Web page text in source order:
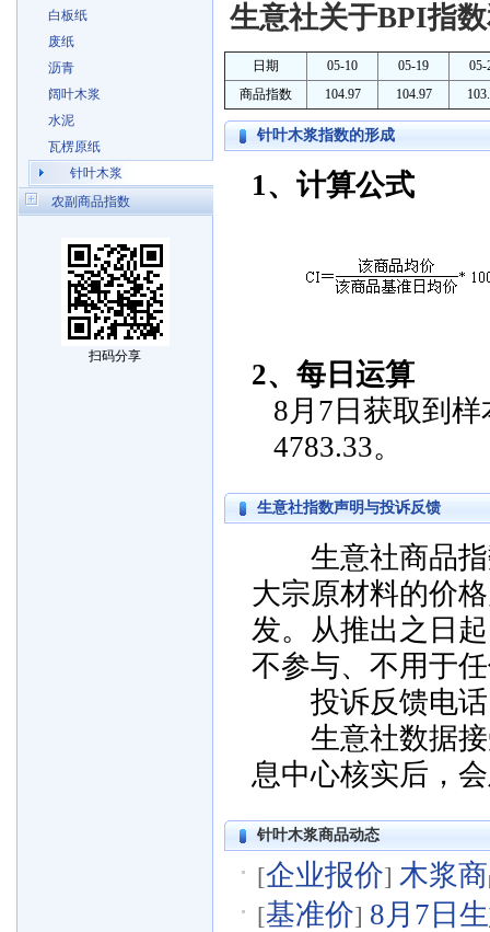
白板纸
废纸
沥青
阔叶木浆
水泥
瓦楞原纸
针叶木浆
农副商品指数
扫码分享
生意社关于BPI指
日期 05-10 05-19
05-
商品指数
104.97 104.97
针叶木浆指数的形成
1、计算公式
2、每日运算
8月7日获取到
4783.33。
生意社指数声明与投诉反馈
生意社商品指
大宗原材料的价
发。从推出之日
不参与、不用于
投诉反馈电话
生意社数据接
息中心核实后，
针叶木浆商品动态
[企业报价] 木浆
[基准价] 8月7日